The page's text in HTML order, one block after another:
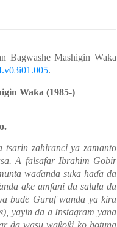
Bagwashe Mashigin Waƙa
.
Waƙa (1985-)
zahiranci ya zamanto
A falsafar Ibrahim Gobir
waɗanda suka haɗa da
ake amfani da salula da
buɗe Guruf wanda ya kira
yayin da a Instagram yana
da wasu wa o i ko hotuna